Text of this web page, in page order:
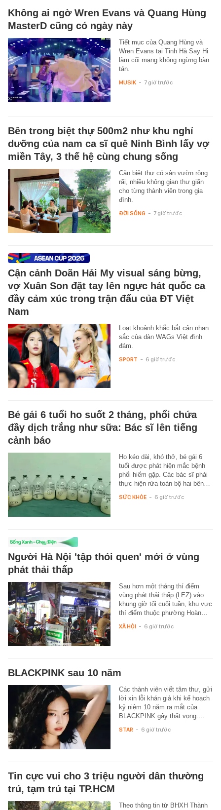
Không ai ngờ Wren Evans và Quang Hùng
MasterD cũng có ngày này
Tiết mục của Quang Hùng và
Wren Evans tại Tinh Hà Say Hi
làm cõi mạng không ngừng bàn
tán.
MUSIK - 7 giờ trước
Bên trong biệt thự 500m2 như khu nghỉ
dưỡng của nam ca sĩ quê Ninh Bình lấy vợ
miền Tây, 3 thế hệ cùng chung sống
Căn biệt thự có sân vườn rộng
rãi, nhiều không gian thư giãn
cho từng thành viên trong gia
đình.
ĐỜI SỐNG - 7 giờ trước
Cận cảnh Doãn Hải My visual sáng bừng,
vợ Xuân Son đặt tay lên ngực hát quốc ca
đầy cảm xúc trong trận đấu của ĐT Việt
Nam
Loạt khoảnh khắc bắt cận nhan
sắc của dàn WAGs Việt đình
đám.
SPORT - 6 giờ trước
Bé gái 6 tuổi ho suốt 2 tháng, phổi chứa
đầy dịch trắng như sữa: Bác sĩ lên tiếng
cảnh báo
Ho kéo dài, khó thở, bé gái 6
tuổi được phát hiện mắc bệnh
phổi hiếm gặp. Các bác sĩ phải
thực hiện rửa toàn bộ hai bên…
SỨC KHỎE - 6 giờ trước
Người Hà Nội 'tập thói quen' mới ở vùng
phát thải thấp
Sau hơn một tháng thí điểm
vùng phát thải thấp (LEZ) vào
khung giờ tối cuối tuần, khu vực
thí điểm thuộc phường Hoàn…
XÃ HỘI - 6 giờ trước
BLACKPINK sau 10 năm
Các thành viên viết tâm thư, gửi
lời xin lỗi khán giả khi kế hoạch
kỷ niệm 10 năm ra mắt của
BLACKPINK gây thất vọng.…
STAR - 6 giờ trước
Tin cực vui cho 3 triệu người dân thường
trú, tạm trú tại TP.HCM
Theo thông tin từ BHXH Thành